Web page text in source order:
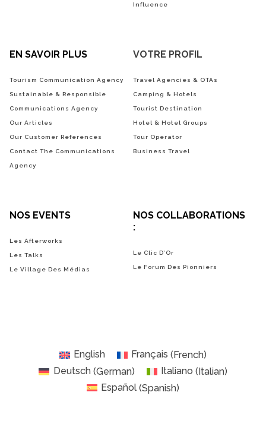
Influence
EN SAVOIR PLUS
Tourism Communication Agency
Sustainable & Responsible
Communications Agency
Our Articles
Our Customer References
Contact The Communications
Agency
VOTRE PROFIL
Travel Agencies & OTAs
Camping & Hotels
Tourist Destination
Hotel & Hotel Groups
Tour Operator
Business Travel
NOS EVENTS
Les Afterworks
Les Talks
Le Village Des Médias
NOS COLLABORATIONS
:
Le Clic D’Or
Le Forum Des Pionniers
English Français (French)
Deutsch(German) Italiano (Italian)
Español (Spanish)